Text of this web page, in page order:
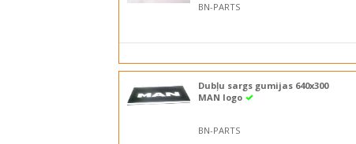
BN-PARTS
Dubļu sargs gumijas 640x300
MAN logo
BN-PARTS